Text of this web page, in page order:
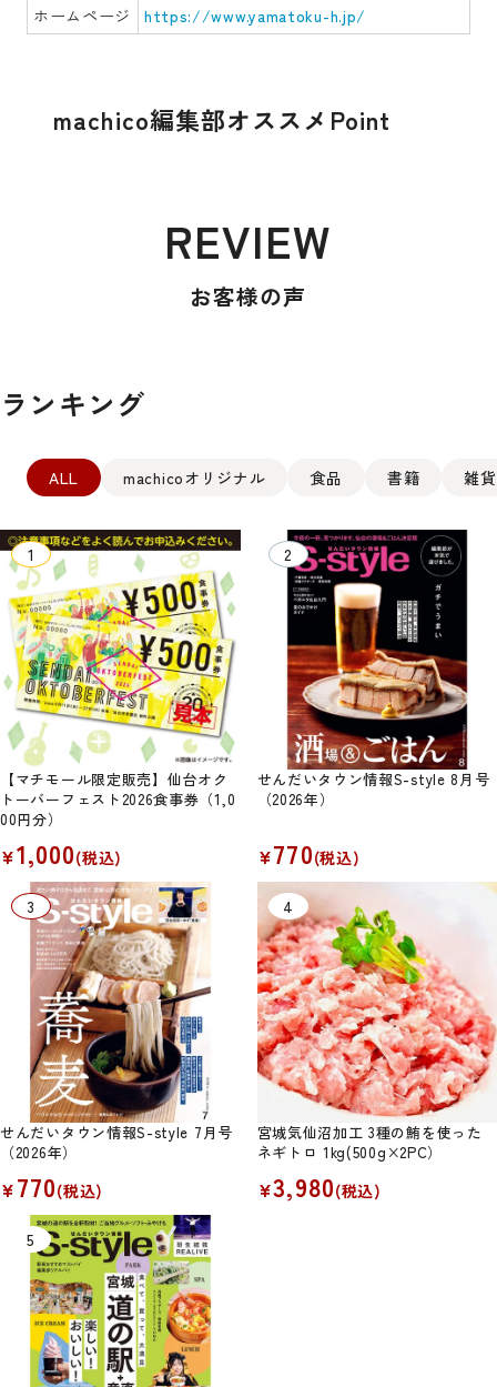
ホームページ
https://www.yamatoku-h.jp/
machico編集部オススメPoint
REVIEW
お客様の声
ランキング
ALL machicoオリジナル 食品 書籍 雑
【マチモール限定販売】仙台オク
トーバーフェスト2026食事券（1,0
00円分）
¥1,000(税込)
せんだいタウン情報S-style 8月号
（2026年）
¥770(税込)
せんだいタウン情報S-style 7月号
（2026年）
¥770(税込)
宮城気仙沼加工 3種の鮪を使った
ネギトロ 1kg(500g×2PC）
¥3,980(税込)